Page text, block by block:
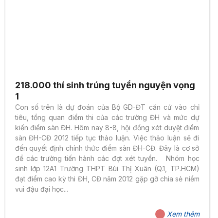
218.000 thí sinh trúng tuyển nguyện vọng
1
Con số trên là dự đoán của Bộ GD-ĐT căn cứ vào chỉ
tiêu, tổng quan điểm thi của các trường ĐH và mức dự
kiến điểm sàn ĐH. Hôm nay 8-8, hội đồng xét duyệt điểm
sàn ĐH-CĐ 2012 tiếp tục thảo luận. Việc thảo luận sẽ đi
đến quyết định chính thức điểm sàn ĐH-CĐ. Đây là cơ sở
để các trường tiến hành các đợt xét tuyển. Nhóm học
sinh lớp 12A1 Trường THPT Bùi Thị Xuân (Q.1, TP.HCM)
đạt điểm cao kỳ thi ĐH, CĐ năm 2012 gặp gỡ chia sẻ niềm
vui đậu đại học...
Xem thêm